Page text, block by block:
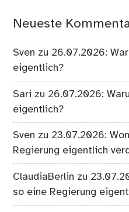
Neueste
Sven zu 26.07.2026:
eigentlich?
Sari zu 26.07.2026:
eigentlich?
Sven zu 23.07.2026:
Regierung eigentlich
ClaudiaBerlin zu
so eine Regierung